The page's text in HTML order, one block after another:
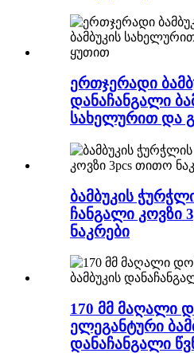
ერთჯერადი
დანაჩანგალი
სახელურით და
ბამბუკის
ჩანგალი კოვზი
ნაკრები
170 მმ მაღალი
ელეგანტური
დანაჩანგალი